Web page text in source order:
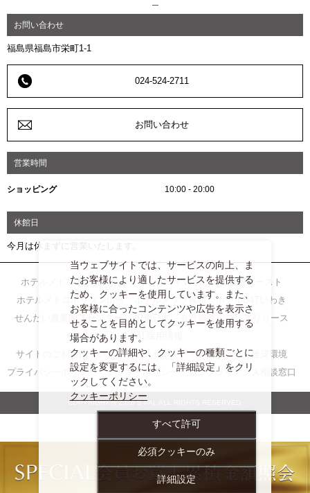
お問い合わせ
福島県福島市栄町1-1
024-524-2711
お問い合わせ
営業時間
ショッピング 10:00 - 20:00
休館日
今月は休まずに営業いたします。
ホテルメトロポリタン仙台
ホテルメトロポリタン仙台イースト
ホテルメトロポリタン山形
ホテルメッツ福島
ホテルB4Tいわき
せんだい農業園芸センター
JR東日本 会社概要
プレスリリース
S-PAL採用情報
サイトのご利用について
ソーシャルメディアポリシー
推奨環境
プライバシーポリシー
クッキーポリシー コンプライアンス相談窓口
COPYRIGHT © 2026 S-PAL ALL RIGHTS RESERVED.
当ウェブサイトでは、サービスの向上、ま
たお客様により適したサービスを提供する
ため、クッキーを使用しています。また、
お客様に合ったコンテンツや広告を表示さ
せることを目的としてクッキーを使用する
場合があります。
クッキーの詳細や、クッキーの種類ごとに
設定を変更するには、「詳細設定」をクリ
ックしてください。
クッキーポリシー
すべて許可
必須クッキーのみ
詳細設定